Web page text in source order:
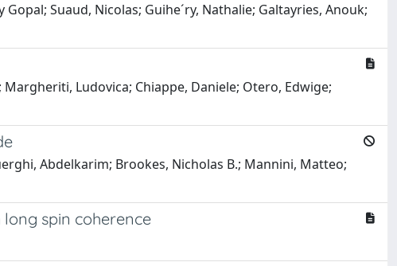
Suaud, Nicolas; Guihe´ry, Nathalie; Galtayries, Anouk;
Ludovica; Chiappe, Daniele; Otero, Edwige;
Abdelkarim; Brookes, Nicholas B.; Mannini, Matteo;
spin coherence